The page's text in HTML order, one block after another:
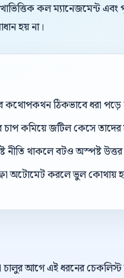
কল ম্যানেজমেন্ট
হয় না।
কথোপকথন ঠিকভাবে ধরা পড়ে
কমিয়ে জটিল কেসে
থাকলে বটও অস্পষ্ট উত্তর
অটোমেট করলে ভুল কোথায়
আগে এই ধরনের